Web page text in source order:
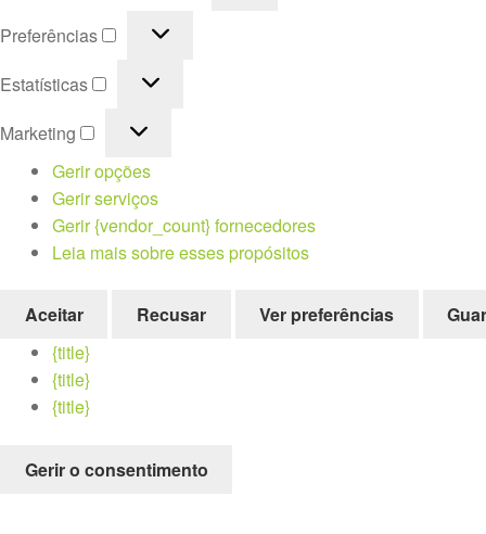
Preferências
Preferências
Estatísticas Estatísticas
Marketing
Marketing
Gerir opções
Gerir serviços
Gerir {vendor_count} fornecedores
Leia mais sobre esses propósitos
Aceitar Recusar Ver preferências
{title}
{title}
{title}
Gerir o consentimento